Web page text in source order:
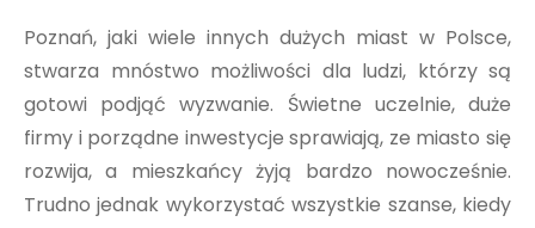
Poznań, jaki wiele innych dużych miast w Polsce,
stwarza mnóstwo możliwości dla ludzi, którzy są
gotowi podjąć wyzwanie. Świetne uczelnie, duże
firmy i porządne inwestycje sprawiają, ze miasto się
rozwija, a mieszkańcy żyją bardzo nowocześnie.
Trudno jednak wykorzystać wszystkie szanse, kiedy